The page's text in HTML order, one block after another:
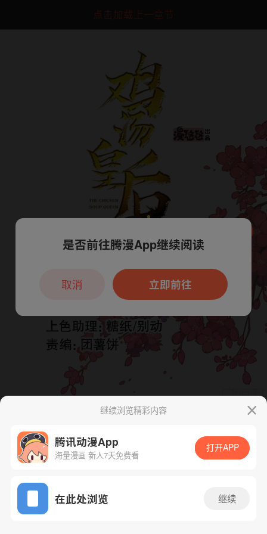
点击加载上一章节
App免费看
下一话 腾漫App免费看
继续浏览精彩内容
腾讯动漫App
海量漫画 新人7天免费看
打开APP
在此处浏览 继续
本章节仅支持App阅读，可打开App新用
户7天免费看
是否前往腾漫App继续阅读
立即前往
取消